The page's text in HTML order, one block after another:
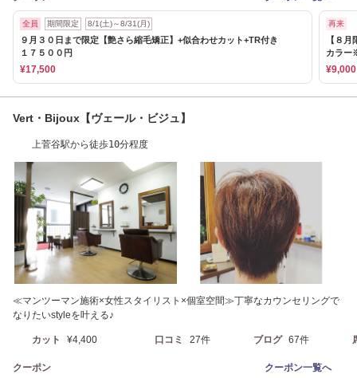
全員 期間限定 8/1(土)～8/31(月)
９月３０日まで限定【艶さら縮毛矯正】+似合わせカット+TR付き
１７５００円
¥17,500
再来
【８
カラー
¥9,000
Vert・Bijoux【ヴェール・ビジュ】
上菅谷駅から徒歩10分程度
≪マンツーマン施術×女性スタイリスト×個室空間≫丁寧なカウンセリングで
なりたいstyleを叶える♪
カット ¥4,400 口コミ 27件 ブログ 67件
クーポン クーポン一覧へ